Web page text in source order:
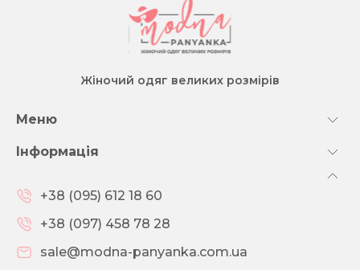
Жіночий одяг великих розмірів
Меню
Інформація
+38 (095) 612 18 60
+38 (097) 458 78 28
sale@modna-panyanka.com.ua